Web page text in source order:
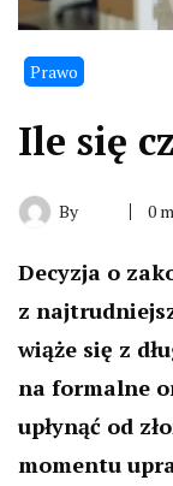
Prawo
Ile się
By 0
Decyzja o
z
wiąże się z
na formalne
upłynąć od
momentu